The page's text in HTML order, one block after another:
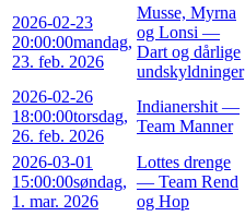
2026-02-23
20:00:00mandag,
23. feb. 2026
Musse, Myrna
og Lonsi —
Dart og dårlige
undskyldninger
2026-02-26
18:00:00torsdag,
26. feb. 2026
Indianershit —
Team Manner
2026-03-01
15:00:00søndag,
1. mar. 2026
Lottes drenge
— Team Rend
og Hop